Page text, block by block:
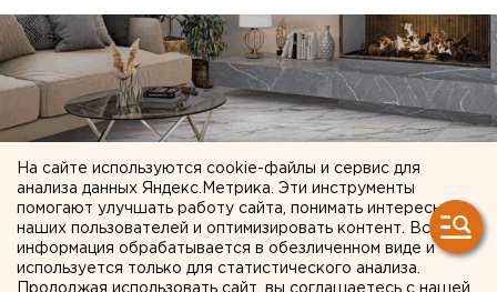
На сайте используются cookie-файлы и сервис для
анализа данных Яндекс.Метрика. Эти инструменты
помогают улучшать работу сайта, понимать интересы
наших пользователей и оптимизировать контент. Вся
информация обрабатывается в обезличенном виде и
используется только для статистического анализа.
Продолжая использовать сайт, вы соглашаетесь с нашей